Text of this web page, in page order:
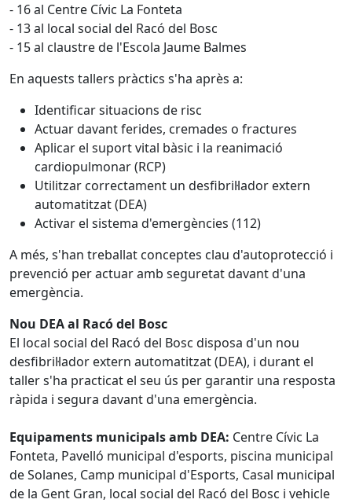
- 16 al Centre Cívic La Fonteta
- 13 al local social del Racó del Bosc
- 15 al claustre de l'Escola Jaume Balmes
En aquests tallers pràctics s'ha après a:
Identificar situacions de risc
Actuar davant ferides, cremades o fractures
Aplicar el suport vital bàsic i la reanimació
cardiopulmonar (RCP)
Utilitzar correctament un desfibril·lador extern
automatitzat (DEA)
Activar el sistema d'emergències (112)
A més, s'han treballat conceptes clau d'autoprotecció i
prevenció per actuar amb seguretat davant d'una
emergència.
Nou DEA al Racó del Bosc
El local social del Racó del Bosc disposa d'un nou
desfibril·lador extern automatitzat (DEA), i durant el
taller s'ha practicat el seu ús per garantir una resposta
ràpida i segura davant d'una emergència.
Equipaments municipals amb DEA: Centre Cívic La
Fonteta, Pavelló municipal d'esports, piscina municipal
de Solanes, Camp municipal d'Esports, Casal municipal
de la Gent Gran, local social del Racó del Bosc i vehicle